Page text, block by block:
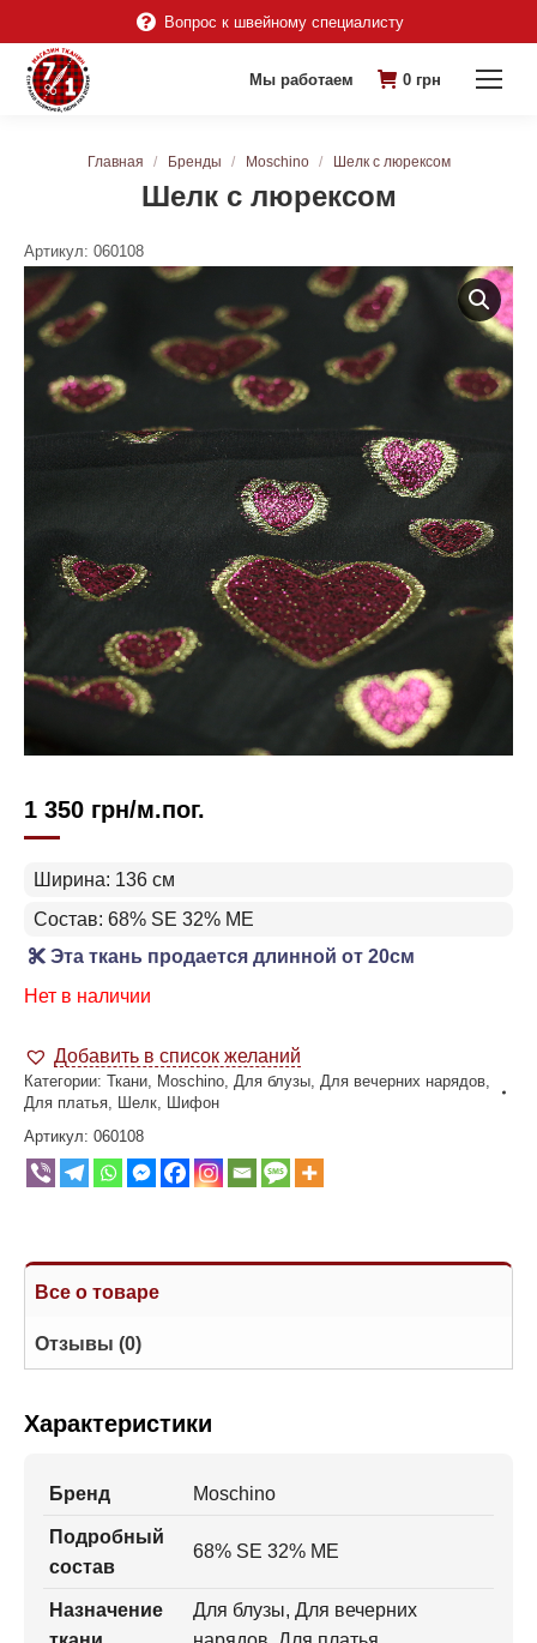
Вопрос к швейному специалисту
Мы работаем 0 грн
Шелк с люрексом
Вы здесь:
Главная Бренды Moschino Шелк с люрексом
Артикул: 060108
1 350 грн/м.пог.
Ширина: 136 см
Состав: 68% SE 32% ME
Эта ткань продается длинной от 20см
Нет в наличии
Добавить в список желаний
Категории: Ткани, Moschino, Для блузы, Для вечерних нарядов,
Для платья, Шелк, Шифон
Артикул: 060108
Все о товаре
Отзывы (0)
Характеристики
Бренд Moschino
Подробный
состав
68% SE 32% ME
Назначение
Для блузы, Для вечерних